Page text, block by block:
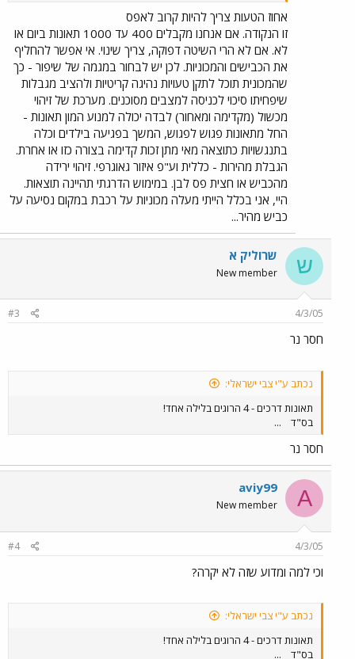
תאונות עם נפגעים יש ביום בישראל? בין 400 ל-1000 תאונות עם
נפגעים, החל מכאב ראש קל, שריטות, נקע, שברים ועד מוות.
בממוצע הרוג עד שניים ליום. וזה עם 3 מליון הולכי רגל ביום ועוד
מליון נהגים הנוהגים במהירות של יותר מ-30 קמ"ש. אם היית רק
"רבע צודק" הרי שהיו צריכים להיות כל יום 50 עד 100 הרוגים
ועוד מעל 2350 פצועים קשה. בעוד שבפועל יש 1.5 הרוגים
בממוצע ועוד 2 עד 4 פצועים קשה, בממוצע !!!
אחוז הטעות צריך להיות קרוב לאפס
זו הנקודה. אם אנחנו מקבלים 400 עד 1000 תאונות ביום או
לא. אם לא הרי השיטה דפוקה, צריך שינוי. אי אפשר להחליף
את הכבישים והמכוניות. לכן יש לבחור במגמה של שיפור - כך
שהמכונית תוכל לתקן טעויות נהיגה קריטיות ולהציב מגבלות
שיפחיתו סיכוי לכניסה למצבים מסוכנים. מערכת של זיהוי
מכשול (מקדימה ומאחור) לבדה יכולה למנוע המון תאונות -
החל מתאונות פגוש לפגוש, המשך בפגיעה בילדים וכלה
בתנגשויות כתוצאה מאי מתן זכות קדימה בצורה כזו או אחרת.
הגבלת מהירות - כללית וע"פ איזור גאוגרפי. זיהוי ירידה
מהכביש או חצית פס לבן. במימוש הדרגתי תהיינה תוצאות.
היי, אני בכלל הייתי מעלה מכוניות על רכבת במקום נסיעה על
כביש מהיר...
ש שרוליק א
New member
4/3/05
#3
חסר נר
נכתב ע"י צבי ישראלי:
תאונות דרכים - 4 הרוגים בלילה אחד!
בס"ד
...
חסר נר
A
aviy99
New member
4/3/05
#4
וכי למה ומדוע שזה לא יקרה?
נכתב ע"י צבי ישראלי:
תאונות דרכים - 4 הרוגים בלילה אחד!
בס"ד
...